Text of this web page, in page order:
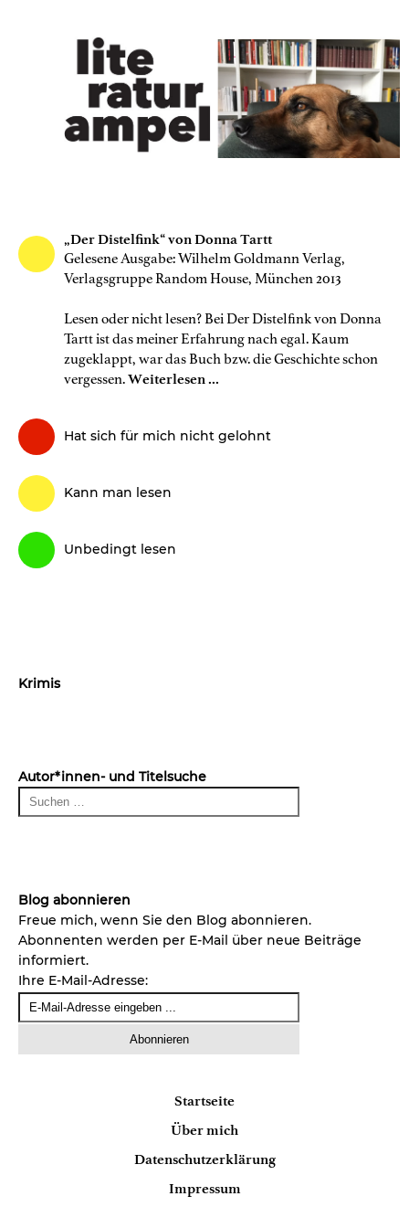
„Der Distelfink“ von Donna Tartt
Gelesene Ausgabe: Wilhelm Goldmann Verlag,
Verlagsgruppe Random House, München 2013
Lesen oder nicht lesen? Bei Der Distelfink von Donna
Tartt ist das meiner Erfahrung nach egal. Kaum
zugeklappt, war das Buch bzw. die Geschichte schon
vergessen.Weiterlesen ...
Hat sich für mich nicht gelohnt
Kann man lesen
Unbedingt lesen
Krimis
Autor*innen- und Titelsuche
Blog abonnieren
Freue mich, wenn Sie den Blog abonnieren.
Abonnenten werden per E-Mail über neue Beiträge
informiert.
Ihre E-Mail-Adresse:
Startseite
Über mich
Datenschutzerklärung
Impressum